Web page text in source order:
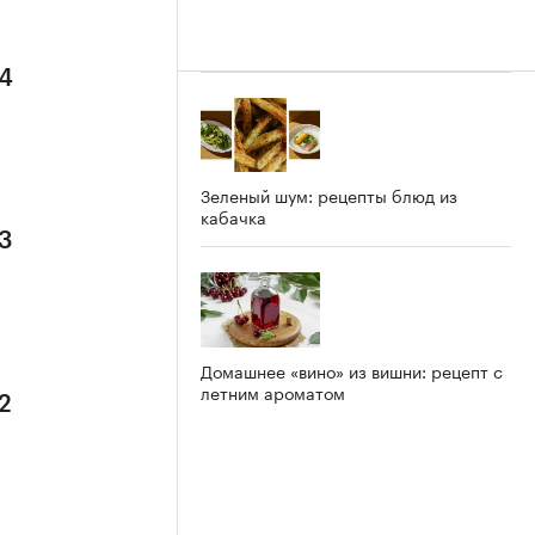
Зеленый шум: рецепты блюд из
кабачка
Домашнее «вино» из вишни: рецепт с
летним ароматом